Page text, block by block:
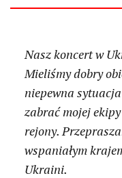
Nasz koncert w
Mieliśmy dobry
niepewna
zabrać mojej
rejony.
wspaniałym
Ukraini.